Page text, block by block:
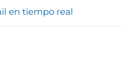
en tiempo real